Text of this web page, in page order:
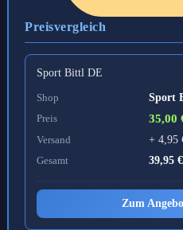
Preisvergleich
Sport Bittl DE
Shop
Sport
Preis
35,00
Versand
+ 4,95
Gesamt
39,95 €
Zum